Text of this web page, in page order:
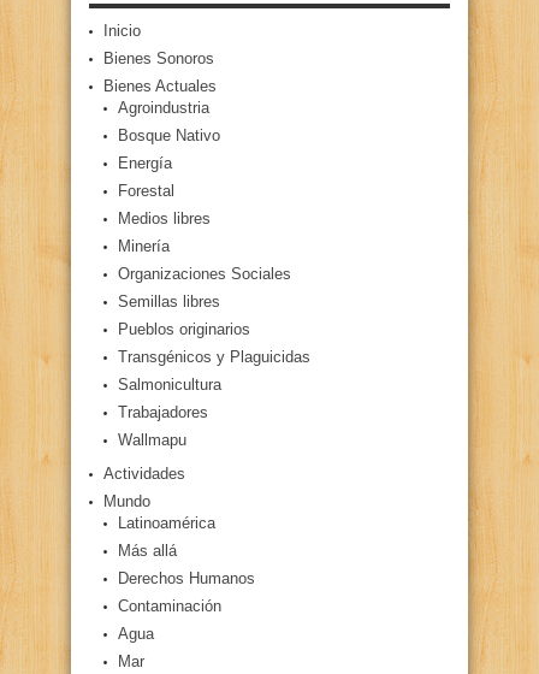
Inicio
Bienes Sonoros
Bienes Actuales
Agroindustria
Bosque Nativo
Energía
Forestal
Medios libres
Minería
Organizaciones Sociales
Semillas libres
Pueblos originarios
Transgénicos y Plaguicidas
Salmonicultura
Trabajadores
Wallmapu
Actividades
Mundo
Latinoamérica
Más allá
Derechos Humanos
Contaminación
Agua
Mar